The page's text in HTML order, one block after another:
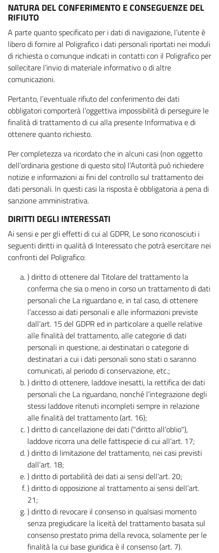
NATURA DEL CONFERIMENTO E CONSEGUENZE DEL
RIFIUTO
A parte quanto specificato per i dati di navigazione, l’utente è
libero di fornire al Poligrafico i dati personali riportati nei moduli
di richiesta o comunque indicati in contatti con il Poligrafico per
sollecitare l’invio di materiale informativo o di altre
comunicazioni.
Pertanto, l’eventuale rifiuto del conferimento dei dati
obbligatori comporterà l’oggettiva impossibilità di perseguire le
finalità di trattamento di cui alla presente Informativa e di
ottenere quanto richiesto.
Per completezza va ricordato che in alcuni casi (non oggetto
dell’ordinaria gestione di questo sito) l’Autorità può richiedere
notizie e informazioni ai fini del controllo sul trattamento dei
dati personali. In questi casi la risposta è obbligatoria a pena di
sanzione amministrativa.
DIRITTI DEGLI INTERESSATI
Ai sensi e per gli effetti di cui al GDPR, Le sono riconosciuti i
seguenti diritti in qualità di Interessato che potrà esercitare nei
confronti del Poligrafico:
) diritto di ottenere dal Titolare del trattamento la
conferma che sia o meno in corso un trattamento di dati
personali che La riguardano e, in tal caso, di ottenere
l’accesso ai dati personali e alle informazioni previste
dall’art. 15 del GDPR ed in particolare a quelle relative
alle finalità del trattamento, alle categorie di dati
personali in questione, ai destinatari o categorie di
destinatari a cui i dati personali sono stati o saranno
comunicati, al periodo di conservazione, etc.;
) diritto di ottenere, laddove inesatti, la rettifica dei dati
personali che La riguardano, nonché l’integrazione degli
stessi laddove ritenuti incompleti sempre in relazione
alle finalità del trattamento (art. 16);
) diritto di cancellazione dei dati ("diritto all’oblio"),
laddove ricorra una delle fattispecie di cui all’art. 17;
) diritto di limitazione del trattamento, nei casi previsti
dall’art. 18;
) diritto di portabilità dei dati ai sensi dell’art. 20;
) diritto di opposizione al trattamento ai sensi dell’art.
21;
) diritto di revocare il consenso in qualsiasi momento
senza pregiudicare la liceità del trattamento basata sul
consenso prestato prima della revoca, solamente per le
finalità la cui base giuridica è il consenso (art. 7).